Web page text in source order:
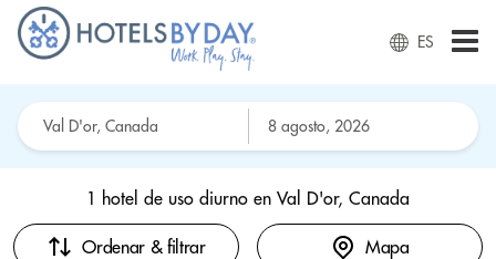
ES
1 hotel de uso diurno en Val D'or, Canada
Ordenar & filtrar Mapa